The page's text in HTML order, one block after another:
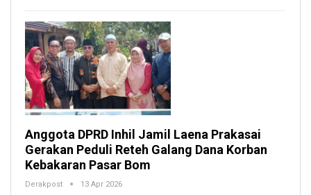
Anggota DPRD Inhil Jamil Laena Prakasai
Gerakan Peduli Reteh Galang Dana Korban
Kebakaran Pasar Bom
Derakpost 13 Apr 2026